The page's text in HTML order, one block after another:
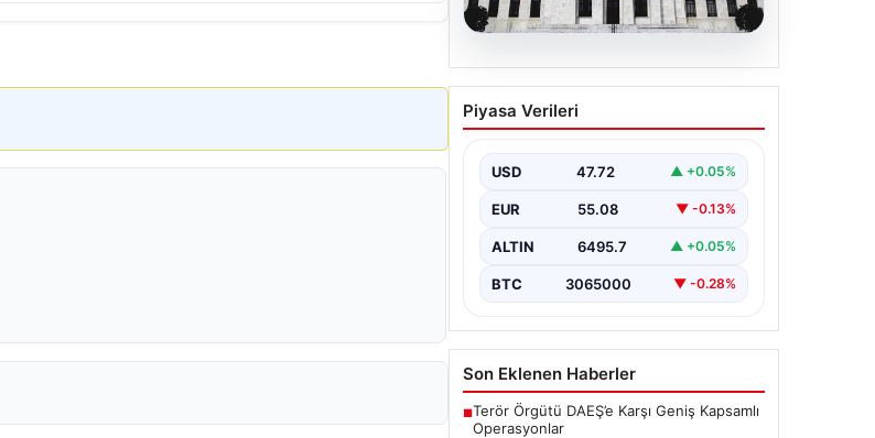
Fed faizi sabit tuttu
Piyasa Verileri
USD 47.72 ▲ +0.05%
EUR 55.08 ▼ -0.13%
ALTIN 6495.7 ▲ +0.05%
BTC 3065000 ▼ -0.28%
Son Eklenen Haberler
■Terör Örgütü DAEŞ’e Karşı Geniş Kapsamlı
Operasyonlar